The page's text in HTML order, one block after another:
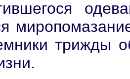
трижды